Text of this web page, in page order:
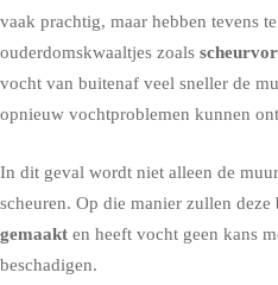
vaak prachtig, maar hebben tevens
ouderdomskwaaltjes zoals
vocht van buitenaf veel sneller de
opnieuw vochtproblemen kunnen
In dit geval wordt niet alleen de
scheuren. Op die manier zullen deze
gemaakt en heeft vocht geen kans
beschadigen.